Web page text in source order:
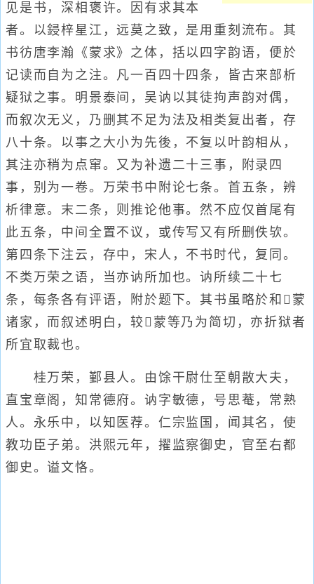
见是书，深相褒许。因有求其本
者。以鋟梓星江，远莫之致，是用重刻流布。其
书彷唐李瀚《蒙求》之体，括以四字韵语，便於
记读而自为之注。凡一百四十四条，皆古来部析
疑狱之事。明景泰间，吴讷以其徒拘声韵对偶，
而叙次无义，乃删其不足为法及相类复出者，存
八十条。以事之大小为先後，不复以叶韵相从，
其注亦稍为点窜。又为补遗二十三事，附录四
事，别为一卷。万荣书中附论七条。首五条，辨
析律意。末二条，则推论他事。然不应仅首尾有
此五条，中间全置不议，或传写又有所删佚欤。
第四条下注云，存中，宋人，不书时代，复同。
不类万荣之语，当亦讷所加也。讷所续二十七
条，每条各有评语，附於题下。其书虽略於和蒙
诸家，而叙述明白，较蒙等乃为简切，亦折狱者
所宜取裁也。
桂万荣，鄞县人。由馀干尉仕至朝散大夫，
直宝章阁，知常德府。讷字敏德，号思菴，常熟
人。永乐中，以知医荐。仁宗监国，闻其名，使
教功臣子弟。洪熙元年，擢监察御史，官至右都
御史。谥文恪。